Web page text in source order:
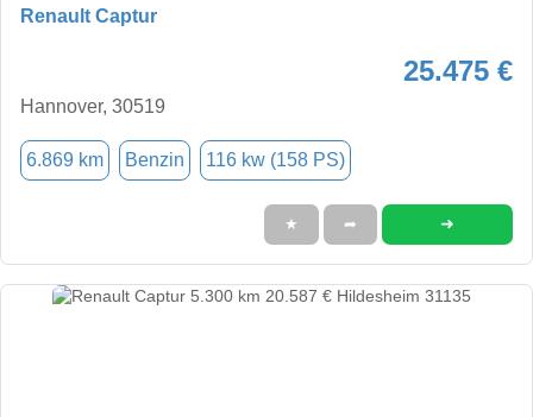
Renault Captur
25.475 €
Hannover, 30519
6.869 km Benzin 116 kw (158 PS)
★ ➦ ➜